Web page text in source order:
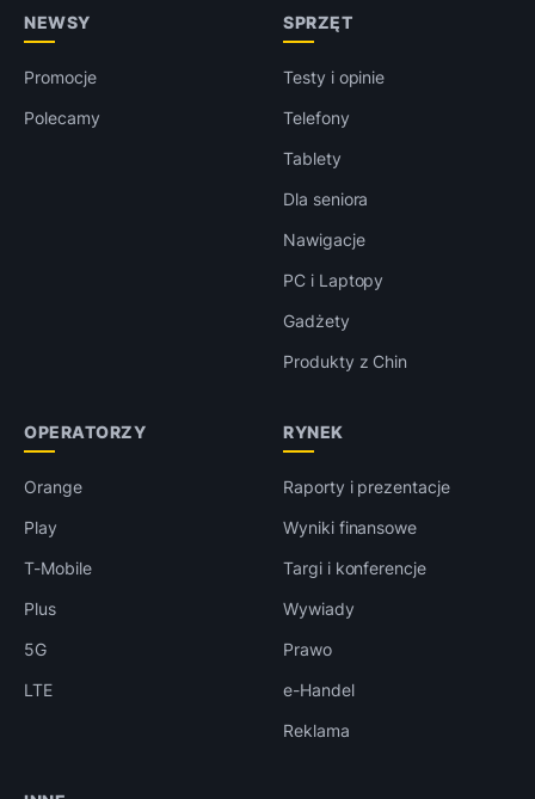
NEWSY
Promocje
Polecamy
SPRZĘT
Testy i opinie
Telefony
Tablety
Dla seniora
Nawigacje
PC i Laptopy
Gadżety
Produkty z Chin
OPERATORZY
Orange
Play
T-Mobile
Plus
5G
LTE
RYNEK
Raporty i prezentacje
Wyniki finansowe
Targi i konferencje
Wywiady
Prawo
e-Handel
Reklama